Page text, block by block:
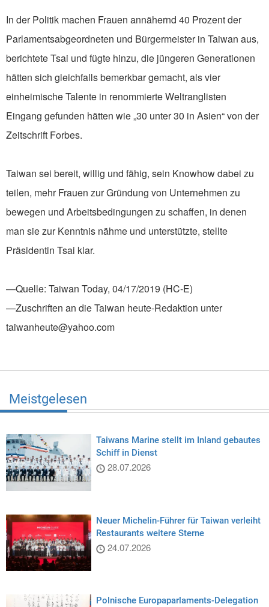
In der Politik machen Frauen annähernd 40 Prozent der
Parlamentsabgeordneten und Bürgermeister in Taiwan aus,
berichtete Tsai und fügte hinzu, die jüngeren Generationen
hätten sich gleichfalls bemerkbar gemacht, als vier
einheimische Talente in renommierte Weltranglisten
Eingang gefunden hätten wie „30 unter 30 in Asien“ von der
Zeitschrift Forbes.
Taiwan sei bereit, willig und fähig, sein Knowhow dabei zu
teilen, mehr Frauen zur Gründung von Unternehmen zu
bewegen und Arbeitsbedingungen zu schaffen, in denen
man sie zur Kenntnis nähme und unterstützte, stellte
Präsidentin Tsai klar.
—Quelle: Taiwan Today, 04/17/2019 (HC-E)
—Zuschriften an die Taiwan heute-Redaktion unter
taiwanheute@yahoo.com
Meistgelesen
Taiwans Marine stellt im Inland gebautes
Schiff in Dienst
28.07.2026
Neuer Michelin-Führer für Taiwan verleiht
Restaurants weitere Sterne
24.07.2026
Polnische Europaparlaments-Delegation